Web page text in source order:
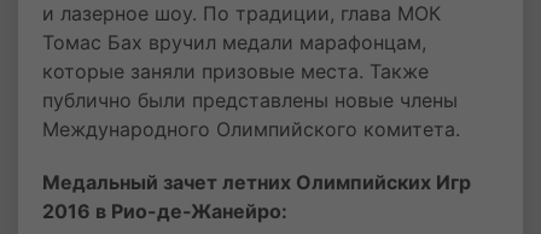
и лазерное шоу. По традиции, глава МОК
Томас Бах вручил медали марафонцам,
которые заняли призовые места. Также
публично были представлены новые члены
Международного Олимпийского комитета.
Медальный зачет летних Олимпийских Игр
2016 в Рио-де-Жанейро: